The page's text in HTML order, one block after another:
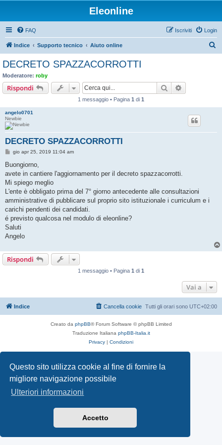
Questo sito utilizza cookie al fine di fornire la
migliore navigazione possibile
Ulteriori informazioni
Accetto
Eleonline
FAQ Login
Iscriviti
Indice Supporto tecnico Aiuto online
DECRETO SPAZZACORROTTI
Moderatore: roby
Rispondi Cerca
1 messaggio • Pagina 1 di 1
angelo0701
Newbie
DECRETO SPAZZACORROTTI
M
s
a
g
i
o
gio apr 25, 2019 11:04 am
Buongiorno,
avete in cantiere l'aggiornamento per il decreto spazzacorrotti.
Mi spiego meglio
L'ente è obbligato prima del 7° giorno antecedente alle consultazioni
amministrative di pubblicare sul proprio sito istituzionale i curriculum e i
carichi pendenti dei candidati.
é previsto qualcosa nel modulo di eleonline?
Saluti
Angelo
Rispondi
1 messaggio • Pagina 1 di 1
Vai a
Indice Tutti gli orari sono UTC+02:00
Cancella cookie
Creato da phpBB® Forum Software © phpBB Limited
Traduzione Italiana phpBB-Italia.it
Privacy | Condizioni